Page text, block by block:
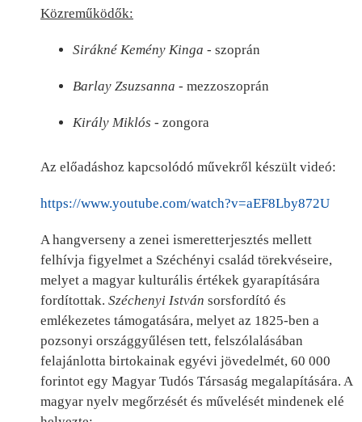
Közreműködők:
Sirákné Kemény Kinga - szoprán
Barlay Zsuzsanna - mezzoszoprán
Király Miklós - zongora
Az előadáshoz kapcsolódó művekről készült videó:
https://www.youtube.com/watch?v=aEF8Lby872U
A hangverseny a zenei ismeretterjesztés mellett
felhívja figyelmet a Széchényi család törekvéseire,
melyet a magyar kulturális értékek gyarapítására
fordítottak. Széchenyi István sorsfordító és
emlékezetes támogatására, melyet az 1825-ben a
pozsonyi országgyűlésen tett, felszólalásában
felajánlotta birtokainak egyévi jövedelmét, 60 000
forintot egy Magyar Tudós Társaság megalapítására. A
magyar nyelv megőrzését és művelését mindenek elé